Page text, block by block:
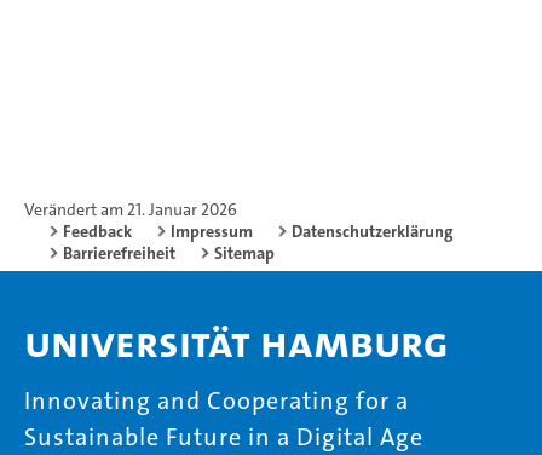
Verändert am 21. Januar 2026
Feedback
Impressum
Datenschutzerklärung
Barrierefreiheit
Sitemap
Universität Hamburg
Innovating and Cooperating for a
Sustainable Future in a Digital Age